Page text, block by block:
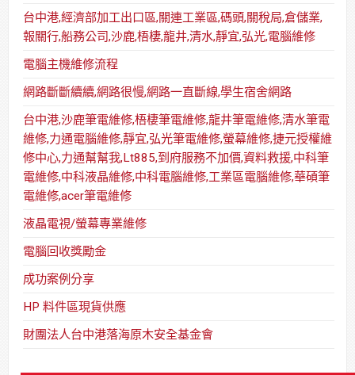
台中港,經濟部加工出口區,關連工業區,碼頭,關稅局,倉儲業,
報關行,船務公司,沙鹿,梧棲,龍井,清水,靜宜,弘光,電腦維修
電腦主機維修流程
網路斷斷續續,網路很慢,網路一直斷線,學生宿舍網路
台中港,沙鹿筆電維修,梧棲筆電維修,龍井筆電維修,清水筆電
維修,力通電腦維修,靜宜,弘光筆電維修,螢幕維修,捷元授權維
修中心,力通幫幫我,Lt885,到府服務不加價,資料救援,中科筆
電維修,中科液晶維修,中科電腦維修,工業區電腦維修,華碩筆
電維修,acer筆電維修
液晶電視/螢幕專業維修
電腦回收獎勵金
成功案例分享
HP 料件區現貨供應
財團法人台中港落海原木安全基金會